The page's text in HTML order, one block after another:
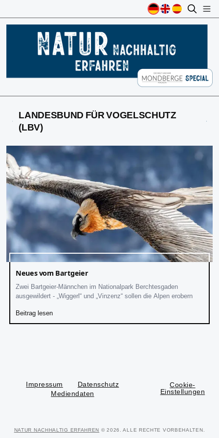
LANDESBUND FÜR VOGELSCHUTZ
(LBV)
Neues vom Bartgeier
Zwei Bartgeier-Männchen im Nationalpark Berchtesgaden
ausgewildert - „Wiggerl“ und „Vinzenz“ sollen die Alpen erobern
Beitrag lesen
Impressum
Datenschutz
Mediendaten
Cookie-
Einstellungen
NATUR NACHHALTIG ERFAHREN © 2026. ALLE RECHTE VORBEHALTEN.